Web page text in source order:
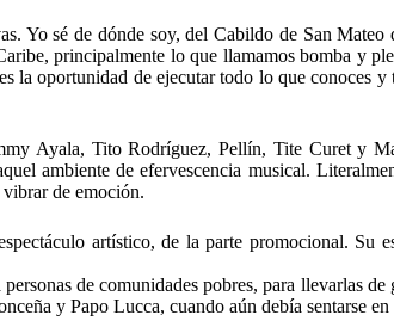
Yo sé de dónde soy, del Cabildo de San
principalmente lo que llamamos bomba y
la oportunidad de ejecutar todo lo que conoces
Ayala, Tito Rodríguez, Pellín, Tite Curet y
ambiente de efervescencia musical.
vibrar de emoción.
artístico, de la parte promocional. Su
de comunidades pobres, para llevarlas de
y Papo Lucca, cuando aún debía sentarse